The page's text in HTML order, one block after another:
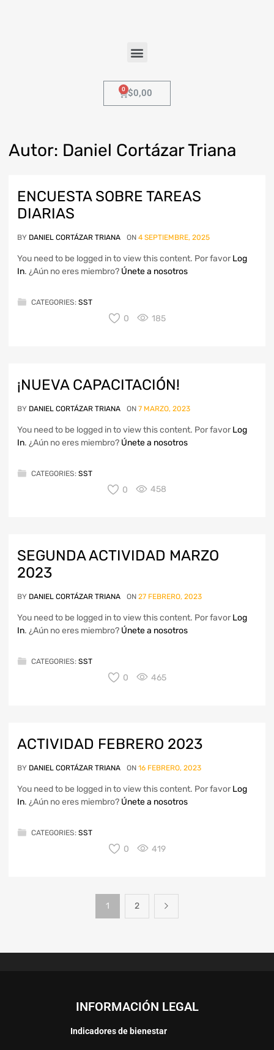
$0,00
Autor: Daniel Cortázar Triana
ENCUESTA SOBRE TAREAS
DIARIAS
BY DANIEL CORTÁZAR TRIANA ON 4 SEPTIEMBRE, 2025
You need to be logged in to view this content. Por favor Log
In. ¿Aún no eres miembro? Únete a nosotros
CATEGORIES: SST
0 185
¡NUEVA CAPACITACIÓN!
BY DANIEL CORTÁZAR TRIANA ON 7 MARZO, 2023
You need to be logged in to view this content. Por favor Log
In. ¿Aún no eres miembro? Únete a nosotros
CATEGORIES: SST
0 458
SEGUNDA ACTIVIDAD MARZO
2023
BY DANIEL CORTÁZAR TRIANA ON 27 FEBRERO, 2023
You need to be logged in to view this content. Por favor Log
In. ¿Aún no eres miembro? Únete a nosotros
CATEGORIES: SST
0 465
ACTIVIDAD FEBRERO 2023
BY DANIEL CORTÁZAR TRIANA ON 16 FEBRERO, 2023
You need to be logged in to view this content. Por favor Log
In. ¿Aún no eres miembro? Únete a nosotros
CATEGORIES: SST
0 419
1 2
INFORMACIÓN LEGAL
Indicadores de bienestar